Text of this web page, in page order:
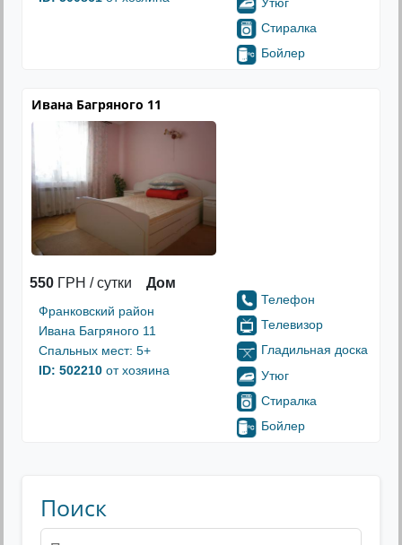
Стиралка
Бойлер
Ивана Багряного 11
550 ГРН / сутки Дом
Франковский район
Ивана Багряного 11
Спальных мест: 5+
ID: 502210 от хозяина
Телефон
Телевизор
Гладильная доска
Утюг
Стиралка
Бойлер
Поиск